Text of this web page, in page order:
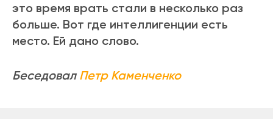
это время врать стали в несколько раз
больше. Вот где интеллигенции есть
место. Ей дано слово.
Беседовал Петр Каменченко